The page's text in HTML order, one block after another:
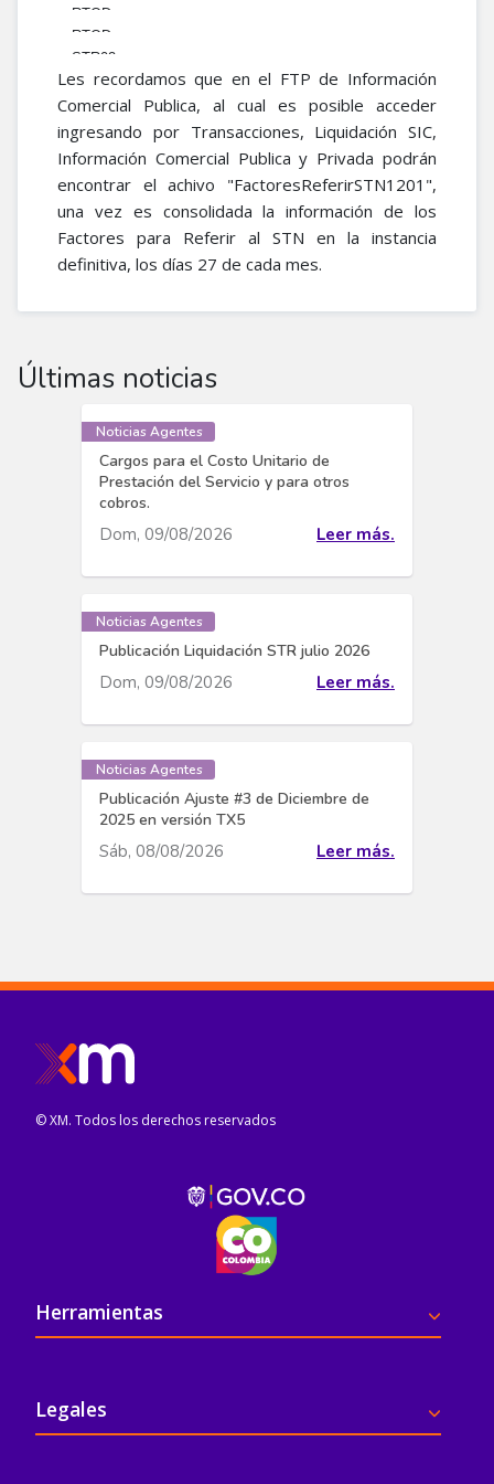
0.0441602
0.126349714
0.024835042
0.019101008
0.119871282
2020-12-01
2020-12-01
3
0.032464655
Mensual
2020-12-01
1
0.138980315
Mensual
2020-12-01
2
0.043736467
Mensual
2020-12-01
3
0.026909279
Mensual
2020-12-01
RTQD
2020-12-01
0.017490673
RTQD
Mensual
2020-12-01
3
0
STR02
FactorReferirSTN
Mensual
2020-12-01
4
Les recordamos que en el FTP de Información
Comercial Publica, al cual es posible acceder
ingresando por Transacciones, Liquidación SIC,
Información Comercial Publica y Privada podrán
encontrar el achivo​ "FactoresReferirSTN1201",
una vez es consolidada la información de los
Factores para Referir al STN en la instancia
definitiva, los días 27 de cada mes.
Últimas noticias
Noticias Agentes
Cargos para el Costo Unitario de
Prestación del Servicio y para otros
cobros.
Dom, 09/08/2026 Leer más.
Noticias Agentes
Publicación Liquidación STR julio 2026
Dom, 09/08/2026 Leer más.
Noticias Agentes
Publicación Ajuste #3 de Diciembre de
2025 en versión TX5
Sáb, 08/08/2026 Leer más.
© XM. Todos los derechos reservados
Pie de página
Herramientas
Legales